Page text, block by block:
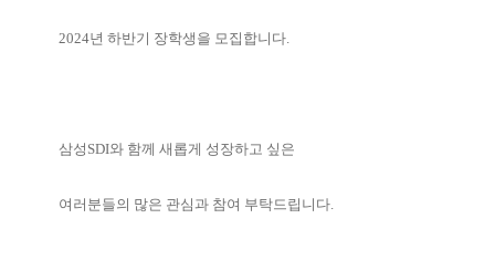
2024년 하반기 장학생을 모집합니다.
삼성SDI와 함께 새롭게 성장하고 싶은
여러분들의 많은 관심과 참여 부탁드립니다.